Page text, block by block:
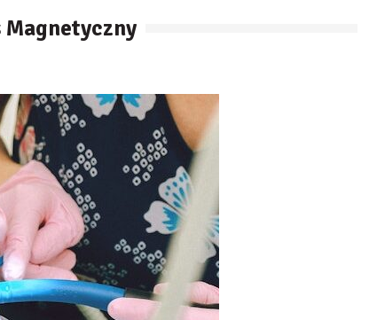
Magnetyczny